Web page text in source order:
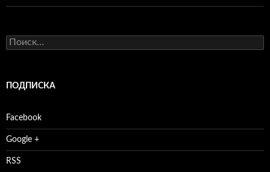
Найти:
ПОДПИСКА
Facebook
Google +
RSS